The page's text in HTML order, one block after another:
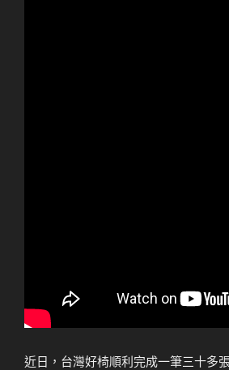
近日，台灣好椅順利完成一筆三十多